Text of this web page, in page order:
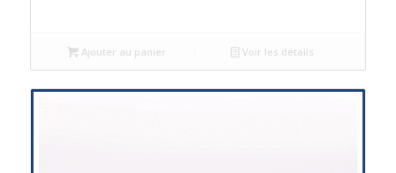
Ajouter au panier Voir les détails